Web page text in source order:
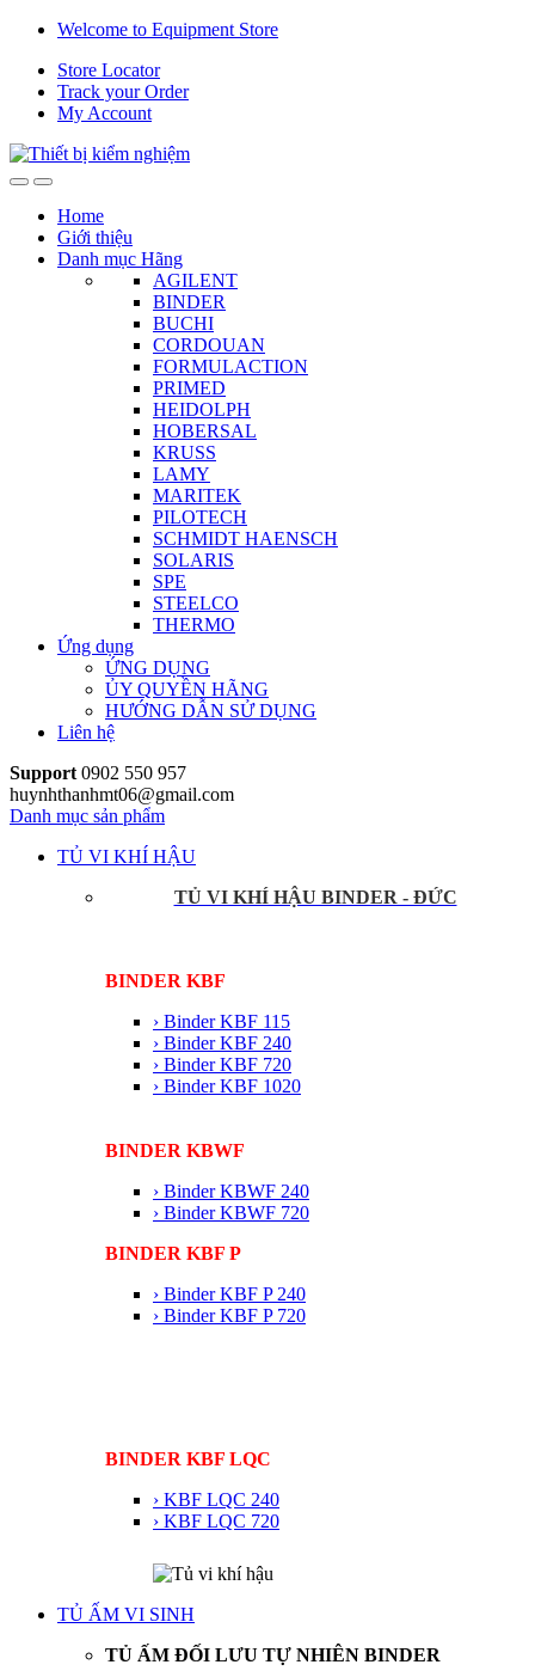
Skip
navigation
Skip
content
Welcome to Equipment Store
Store Locator
Track your Order
My Account
Home
Giới thiệu
Danh mục Hãng
AGILENT
BINDER
BUCHI
CORDOUAN
FORMULACTION
PRIMED
HEIDOLPH
HOBERSAL
KRUSS
LAMY
MARITEK
PILOTECH
SCHMIDT HAENSCH
SOLARIS
SPE
STEELCO
THERMO
Ứng dụng
ỨNG DỤNG
ỦY QUYỀN HÃNG
HƯỚNG DẪN SỬ DỤNG
Liên hệ
Support 0902 550 957
huynhthanhmt06@gmail.com
Danh mục sản phẩm
TỦ VI KHÍ HẬU
TỦ VI KHÍ HẬU BINDER - ĐỨC
BINDER KBF
› Binder KBF 115
› Binder KBF 240
› Binder KBF 720
› Binder KBF 1020
BINDER KBWF
› Binder KBWF 240
› Binder KBWF 720
BINDER KBF P
› Binder KBF P 240
› Binder KBF P 720
BINDER KBF LQC
› KBF LQC 240
› KBF LQC 720
TỦ ẤM VI SINH
TỦ ẤM ĐỐI LƯU TỰ NHIÊN BINDER